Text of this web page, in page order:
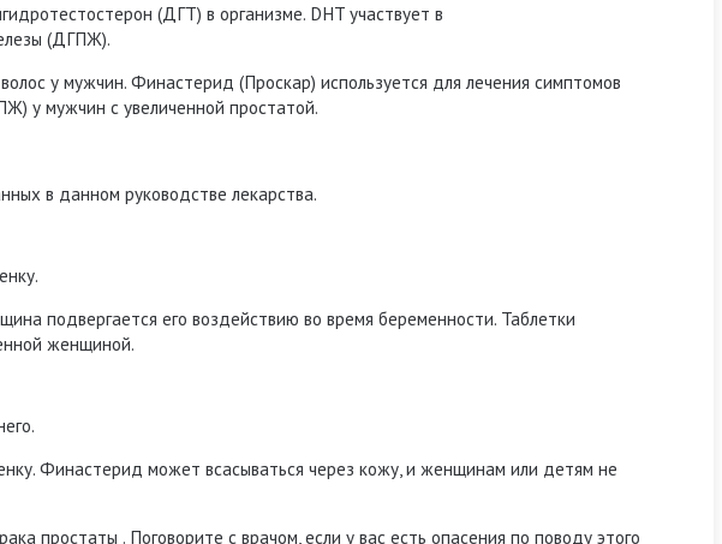
(ДГТ) в организме. DHT участвует в
(ДГПЖ).
у мужчин.Финастерид (Проскар) используется для лечения симптомов
у мужчин с увеличенной простатой.
в данном руководстве лекарства.
подвергается его воздействию во время беременности. Таблетки
женщиной.
Финастерид может всасываться через кожу, и женщинам или детям не
рака простаты . Поговорите с врачом, если у вас есть опасения по поводу этого